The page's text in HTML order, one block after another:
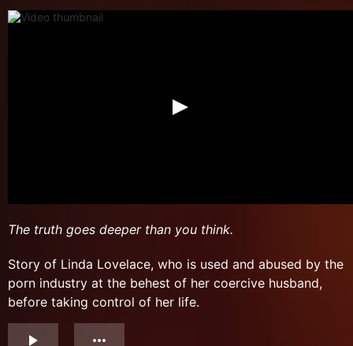
The truth goes deeper than you think.
Story of Linda Lovelace, who is used and abused by the
porn industry at the behest of her coercive husband,
before taking control of her life.